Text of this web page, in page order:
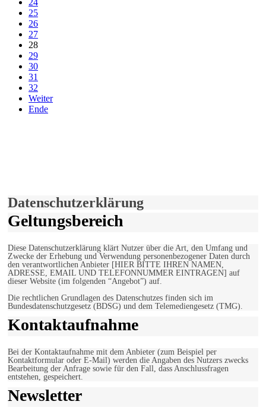
25
26
27
28
29
30
31
32
Weiter
Ende
Datenschutzerklärung
Geltungsbereich
Diese Datenschutzerklärung klärt Nutzer über die Art, den Umfang und
Zwecke der Erhebung und Verwendung personenbezogener Daten durch
den verantwortlichen Anbieter [HIER BITTE IHREN NAMEN,
ADRESSE, EMAIL UND TELEFONNUMMER EINTRAGEN] auf
dieser Website (im folgenden “Angebot”) auf.
Die rechtlichen Grundlagen des Datenschutzes finden sich im
Bundesdatenschutzgesetz (BDSG) und dem Telemediengesetz (TMG).
Kontaktaufnahme
Bei der Kontaktaufnahme mit dem Anbieter (zum Beispiel per
Kontaktformular oder E-Mail) werden die Angaben des Nutzers zwecks
Bearbeitung der Anfrage sowie für den Fall, dass Anschlussfragen
entstehen, gespeichert.
Newsletter